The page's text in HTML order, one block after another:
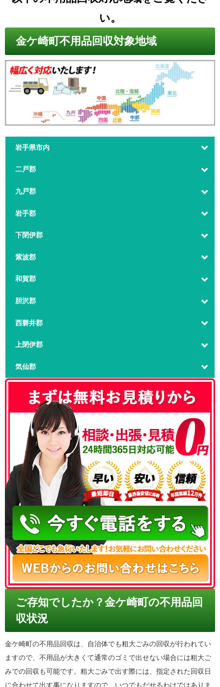
い。
金ケ崎町不用品回収対象地域
岩手県市内
二戸郡
九戸郡
岩手郡
下閉伊郡
紫波郡
和賀郡
胆沢郡
西磐井郡
上閉伊郡
気仙郡
050-3186-4780
ご存知でしたか？金ケ崎町の不用品回
収状況
金ケ崎町の不用品回収は、自治体でも粗大ごみの回収が行われてい
ますので、不用品が大きくて通常のゴミで出せない場合には粗大ご
みでの回収も可能です。粗大ごみで出す際には、指定された回収日
に合わせて出す事になりますので、いつでもだせるわけではありま